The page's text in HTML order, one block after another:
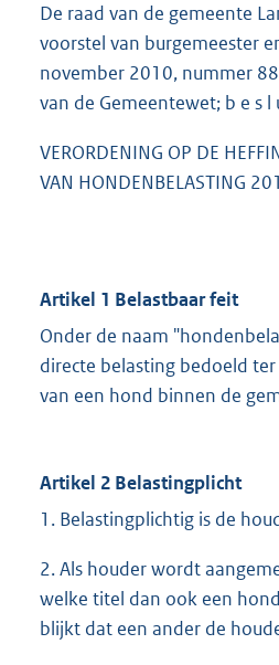
De raad van de gemeente
voorstel van burgemeester
november 2010, nummer
van de Gemeentewet; b e s l
VERORDENING OP DE
VAN HONDENBELASTING
Artikel 1 Belastbaar feit
Onder de naam
directe belasting bedoeld
van een hond binnen de
Artikel 2 Belastingplicht
1. Belastingplichtig is de
2. Als houder wordt
welke titel dan ook een
blijkt dat een ander de